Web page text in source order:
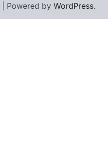
| Powered by WordPress.